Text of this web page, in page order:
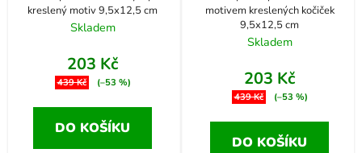
kreslený motiv 9,5x12,5 cm
Skladem
203 Kč
439 Kč (–53 %)
DO KOŠÍKU
motivem kreslených kočiček
9,5x12,5 cm
Skladem
203 Kč
439 Kč (–53 %)
DO KOŠÍKU